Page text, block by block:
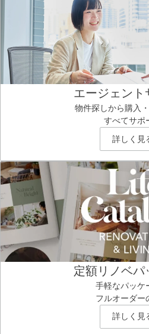
エージェント
物件探しから購入
すべてサポ
詳しく見
定額リノベパ
手軽なパッケ
フルオーダー
詳しく見